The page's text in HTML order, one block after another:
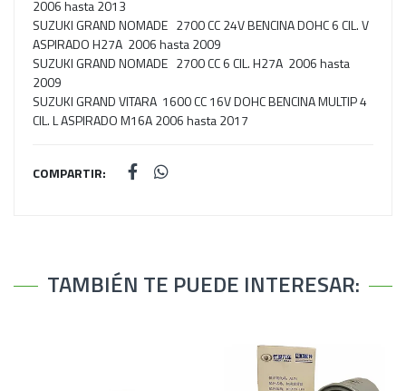
2006 hasta 2013
SUZUKI GRAND NOMADE 2700 CC 24V BENCINA DOHC 6 CIL. V
ASPIRADO H27A 2006 hasta 2009
SUZUKI GRAND NOMADE 2700 CC 6 CIL. H27A 2006 hasta
2009
SUZUKI GRAND VITARA 1600 CC 16V DOHC BENCINA MULTIP 4
CIL. L ASPIRADO M16A 2006 hasta 2017
COMPARTIR:
TAMBIÉN TE PUEDE INTERESAR: